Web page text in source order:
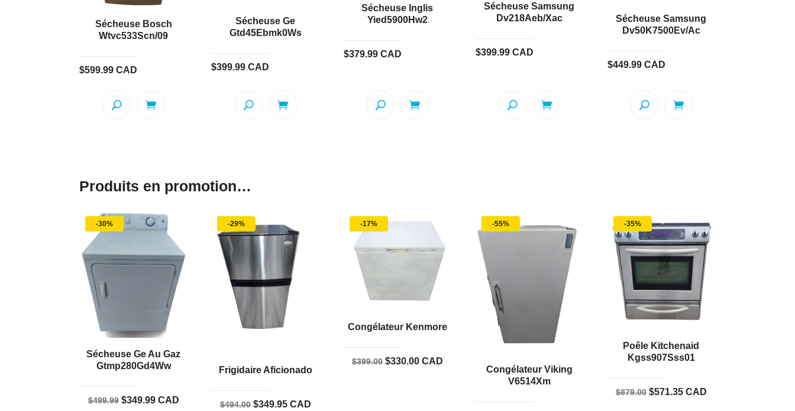
Sécheuse Bosch
Wtvc533Scn/09
$599.99 CAD
Sécheuse Ge
Gtd45Ebmk0Ws
$399.99 CAD
Sécheuse Inglis
Yied5900Hw2
$379.99 CAD
Sécheuse Samsung
Dv218Aeb/Xac
$399.99 CAD
Sécheuse Samsung
Dv50K7500Ev/Ac
$449.99 CAD
Produits en promotion…
-30%
Sécheuse Ge Au Gaz
Gtmp280Gd4Ww
$499.99 Le
$349.99Le
CAD
-29%
Frigidaire Aficionado
$494.00 Le
$349.95Le
CAD
-17%
Congélateur Kenmore
$399.00 Le
$330.00Le
CAD
-55%
Congélateur Viking
V6514Xm
-35%
Poêle Kitchenaid
Kgss907Sss01
$879.00 Le
$571.35Le
CAD